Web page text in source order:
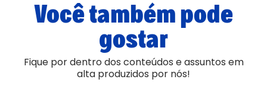
Você também pode
gostar
Fique por dentro dos conteúdos e assuntos em
alta produzidos por nós!